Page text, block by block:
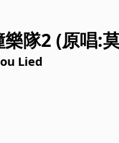
隊2 (原唱:
Lied